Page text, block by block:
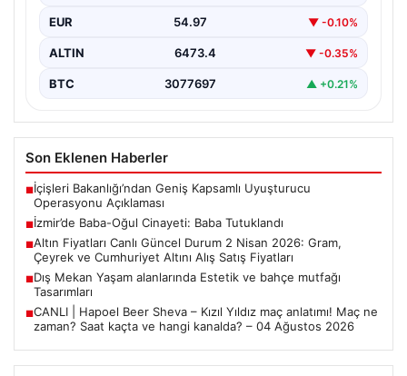
EUR 54.97 ▼ -0.10%
ALTIN 6473.4 ▼ -0.35%
BTC 3077697 ▲ +0.21%
Son Eklenen Haberler
■İçişleri Bakanlığı’ndan Geniş Kapsamlı Uyuşturucu
Operasyonu Açıklaması
■İzmir’de Baba-Oğul Cinayeti: Baba Tutuklandı
■Altın Fiyatları Canlı Güncel Durum 2 Nisan 2026: Gram,
Çeyrek ve Cumhuriyet Altını Alış Satış Fiyatları
■Dış Mekan Yaşam alanlarında Estetik ve bahçe mutfağı
Tasarımları
■CANLI | Hapoel Beer Sheva – Kızıl Yıldız maç anlatımı! Maç ne
zaman? Saat kaçta ve hangi kanalda? – 04 Ağustos 2026